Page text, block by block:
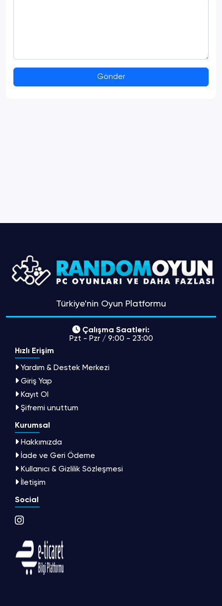
Gönder
Türkiye'nin Oyun Platformu
Çalışma Saatleri:
Pzt - Pzr / 9:00 - 23:00
Hızlı Erişim
Yardım & Destek Merkezi
Giriş Yap
Kayıt Ol
Şifremi unuttum
Kurumsal
Hakkımızda
İade ve Geri Ödeme
Kullanıcı & Gizlilik Sözleşmesi
İletişim
Social